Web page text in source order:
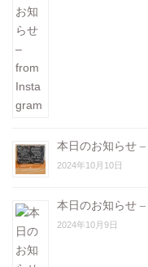
本日のお知らせ –
2024年10月10日
本日のお知らせ –
2024年10月9日